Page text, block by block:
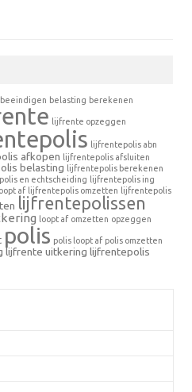
beeindigen belasting berekenen
lijfrente opzeggen
lijfrentepolis abn
afkopen lijfrentepolis afsluiten
belasting lijfrentepolis berekenen
en echtscheiding lijfrentepolis ing
af lijfrentepolis omzetten lijfrentepolis
lijfrentepolissen
loopt af omzetten opzeggen
polis polis loopt af polis omzetten
lijfrente uitkering lijfrentepolis